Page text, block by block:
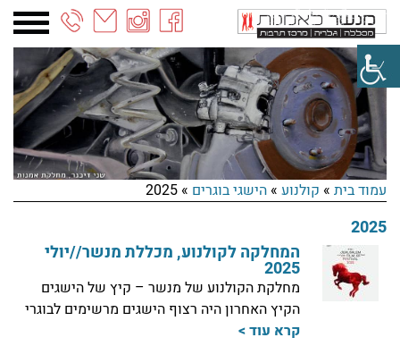
03-
6887090
עמוד בית » קולנוע »הישגי בוגרים »
2025
2025
המחלקה לקולנוע, מכללת מנשר//יולי
2025
מחלקת הקולנוע של מנשר – קיץ של הישגים
הקיץ האחרון היה רצוף הישגים מרשימים לבוגרי
קרא עוד >